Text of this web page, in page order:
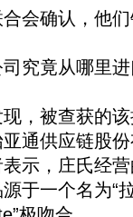
确认，他们
竟从哪里进
被查获的该
通供应链股
，庄氏经营
于一个名为“